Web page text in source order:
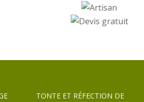
TONTE ET RÉFECTION DE